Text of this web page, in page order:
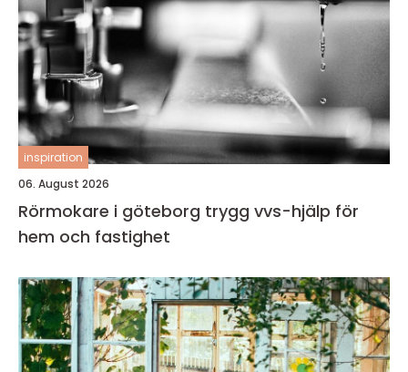
inspiration
06. August 2026
Rörmokare i göteborg trygg vvs-hjälp för
hem och fastighet